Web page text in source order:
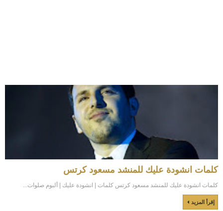
كلمات انشودة عليك للمنشد مسعود كرتس
كلمات انشودة عليك للمنشد مسعود كرتس كلمات | انشودة عليك | ألبوم صلوات...
إقرأ المزيد